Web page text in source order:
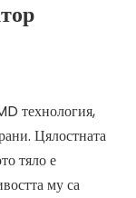
технология,
Цялостната
тяло е
му са